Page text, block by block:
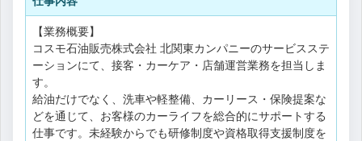
【業務概要】
コスモ石油販売株式会社 北関東カンパニーのサービスステ
ーションにて、接客・カーケア・店舗運営業務を担当しま
す。
給油だけでなく、洗車や軽整備、カーリース・保険提案な
どを通じて、お客様のカーライフを総合的にサポートする
仕事です。未経験からでも研修制度や資格取得支援制度を